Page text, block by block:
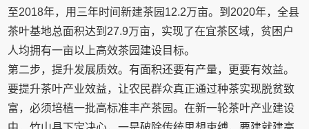
至2018年，用三年时间新建茶园12.2万亩。到2020年，全县
茶叶基地总面积达到27.9万亩，实现了在宜茶区域，贫困户
人均拥有一亩以上高效茶园建设目标。
第二步，提升发展质效。有面积还要有产量，更要有效益。
要提升茶叶产业效益，让农民群众真正通过种茶实现脱贫致
富，必须培植一批高标准丰产茶园。在新一轮茶叶产业建设